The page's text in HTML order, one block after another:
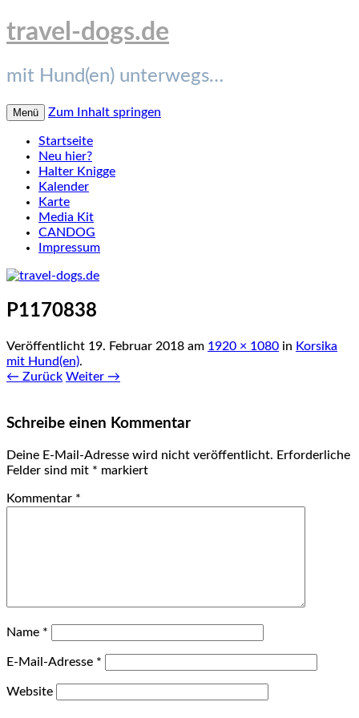
travel-dogs.de
mit Hund(en) unterwegs…
Menü Zum Inhalt springen
Startseite
Neu hier?
Halter Knigge
Kalender
Karte
Media Kit
CANDOG
Impressum
P1170838
Veröffentlicht 19. Februar 2018 am 1920 × 1080 in Korsika
mit Hund(en).
← Zurück Weiter →
Schreibe einen Kommentar
Deine E-Mail-Adresse wird nicht veröffentlicht. Erforderliche
Felder sind mit * markiert
Kommentar *
Name *
E-Mail-Adresse *
Website